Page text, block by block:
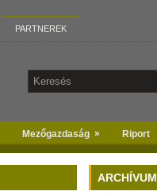
PARTNEREK
Mezőgazdaság » Riport
ARCHÍVUM